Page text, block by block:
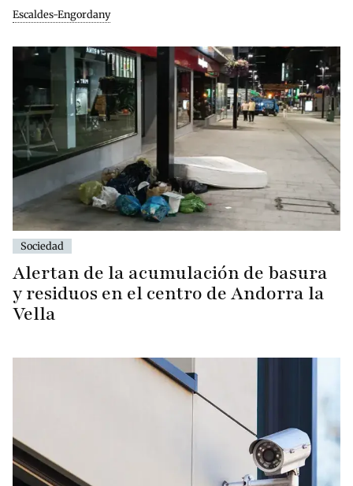
Escaldes-Engordany
Sociedad
Alertan de la acumulación de basura
y residuos en el centro de Andorra la
Vella